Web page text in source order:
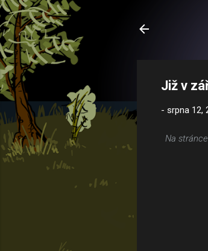
Již v
- srpna 12,
Na